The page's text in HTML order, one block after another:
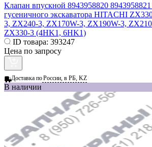
Клапан впускной 8943958820
гусеничного экскаватора HITACHI
3, ZX240-3, ZX170W-3, ZX190W-3,
ZX330-3 (4HK1, 6HK1)
ID товара: 393247
Цена по запросу
Доставка поРоссии, в РБ, KZ
В наличии